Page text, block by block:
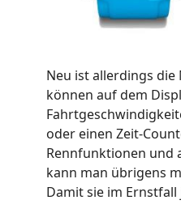
Neu ist allerdings die
können auf dem
oder einen Zeit-
Rennfunktionen und
kann man übrigens
Damit sie im